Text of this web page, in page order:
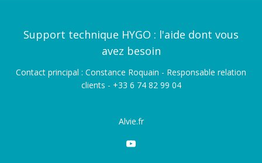
Support technique HYGO : l'aide dont vous
avez besoin
Contact principal : Constance Roquain - Responsable relation
clients - +33 6 74 82 99 04
Alvie.fr